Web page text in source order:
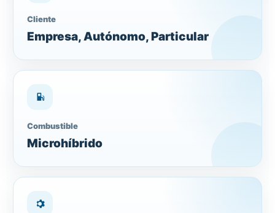
Cliente
Empresa, Autónomo, Particular
Combustible
Microhíbrido